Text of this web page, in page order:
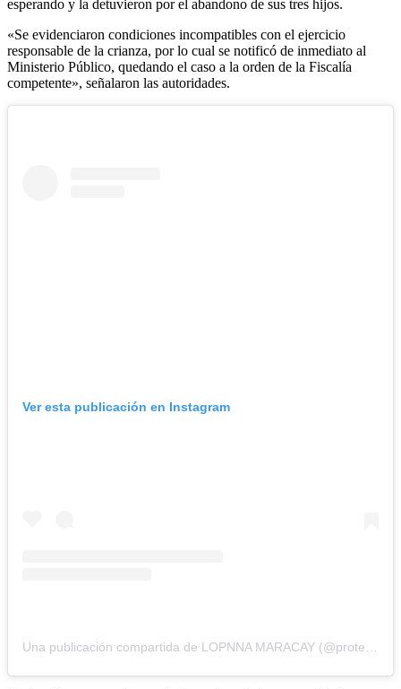
esperando y la detuvieron por el abandono de sus tres hijos.
«Se evidenciaron condiciones incompatibles con el ejercicio
responsable de la crianza, por lo cual se notificó de inmediato al
Ministerio Público, quedando el caso a la orden de la Fiscalía
competente», señalaron las autoridades.
Ver esta publicación en Instagram
Una publicación compartida de LOPNNA MARACAY (@proteccioninfantilyadolescente)